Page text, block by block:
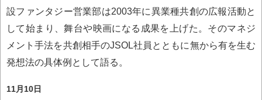
設ファンタジー営業部は2003年に異業種共創の広報活動と
して始まり、舞台や映画になる成果を上げた。そのマネジ
メント手法を共創相手のJSOL社員とともに無から有を生む
発想法の具体例として語る。
11月10日